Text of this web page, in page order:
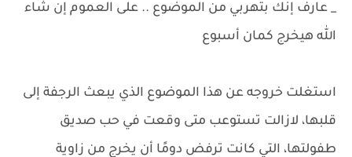
_ عارف إنك بتهربي من الموضوع .. على العموم إن شاء
الله هيخرج كمان أسبوع
استغلت خروجه عن هذا الموضوع الذي يبعث الرجفة إلى
قلبها، لازالت تستوعب متى وقعت في حب صديق
طفولتها، التي كانت ترفض دومًا أن يخرج من زاوية